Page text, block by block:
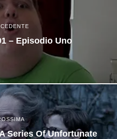
– Episodio Uno
Series Of Unfortunate